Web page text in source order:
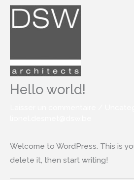
Aller
Hello world!
Welcome to WordPress. This is
delete it, then start writing!